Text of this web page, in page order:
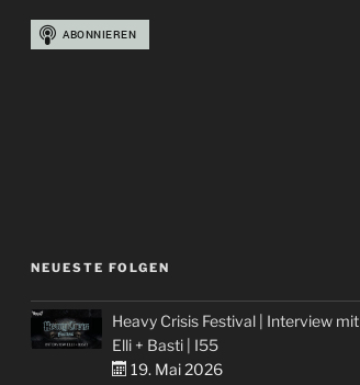
NEUESTE FOLGEN
Heavy Crisis Festival | Interview mit
Elli + Basti | I55
19. Mai 2026